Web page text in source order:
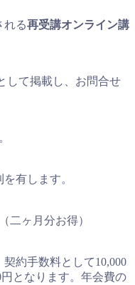
れる再受講オンライン講
して掲載し、お問合せ
有します。
二ヶ月分お得）
約手数料として10,000
となります。年会費の